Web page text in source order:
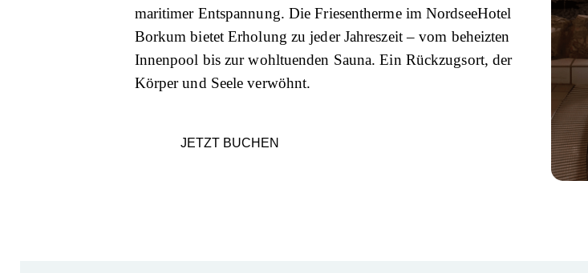
maritimer Entspannung. Die Friesentherme im NordseeHotel
Borkum bietet Erholung zu jeder Jahreszeit – vom beheizten
Innenpool bis zur wohltuenden Sauna. Ein Rückzugsort, der
Körper und Seele verwöhnt.
JETZT BUCHEN